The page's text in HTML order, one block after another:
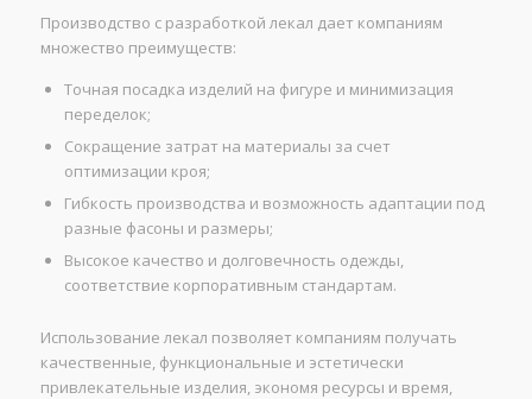
Производство с разработкой лекал дает компаниям
множество преимуществ:
Точная посадка изделий на фигуре и минимизация
переделок;
Сокращение затрат на материалы за счет
оптимизации кроя;
Гибкость производства и возможность адаптации под
разные фасоны и размеры;
Высокое качество и долговечность одежды,
соответствие корпоративным стандартам.
Использование лекал позволяет компаниям получать
качественные, функциональные и эстетически
привлекательные изделия, экономя ресурсы и время,